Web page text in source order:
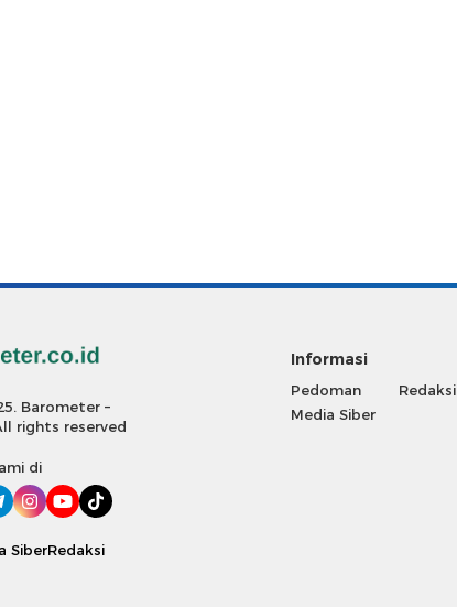
Barometer –
rights reserved
di
SiberRedaksi
Informasi
Pedoman
Media Siber
Redaksi